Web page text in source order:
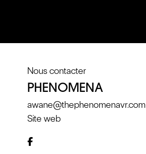
Nous contacter
PHENOMENA
awane@thephenomenavr.com
Site web